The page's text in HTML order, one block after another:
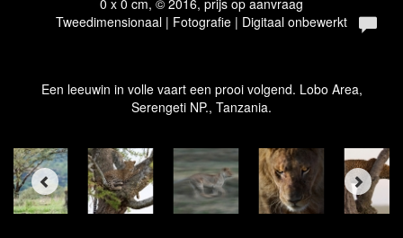
0 x 0 cm, © 2016, prijs op aanvraag
Tweedimensionaal | Fotografie | Digitaal onbewerkt
Een leeuwin in volle vaart een prooi volgend. Lobo Area,
Serengeti NP., Tanzania.